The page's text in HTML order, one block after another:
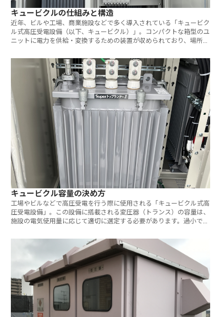
キュービクルの仕組みと構造
近年、ビルや工場、商業施設などで多く導入されている「キュービク
ル式高圧受電設備（以下、キュービクル）」。コンパクトな箱型のユ
ニットに電力を供給・変換するための装置が収められており、場所を
キュービクル容量の決め方
工場やビルなどで高圧受電を行う際に使用される「キュービクル式高
圧受電設備」。この設備に搭載される変圧器（トランス）の容量は、
施設の電気使用量に応じて適切に選定する必要があります。過小でも